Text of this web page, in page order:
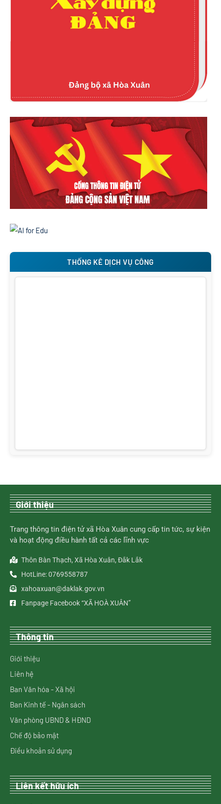
THỐNG KÊ DỊCH VỤ CÔNG
Giới thiệu
Trang thông tin điện tử xã Hòa Xuân cung cấp tin tức, sự kiện
và hoạt động điều hành tất cả các lĩnh vực
Thôn Bàn Thạch, Xã Hòa Xuân, Đắk Lắk
HotLine: 0769558787
xahoaxuan@daklak.gov.vn
Fanpage Facebook “XÃ HOÀ XUÂN”
Thông tin
Giới thiệu
Liên hệ
Ban Văn hóa - Xã hội
Ban Kinh tế - Ngân sách
Văn phòng UBND & HĐND
Chế độ bảo mật
Điều khoản sử dụng
Liên kết hữu ích